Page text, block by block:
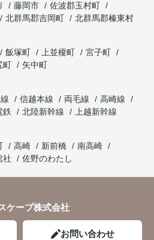
藤岡市
佐波郡玉村町
北群馬郡吉岡町
北群馬郡榛東村
飯塚町 上並榎町
宮子町
町
矢中町
線 信越本線 両毛線
高崎線
鉄 北陸新幹線
上越新幹線
高崎 新前橋
南高崎
社 佐野のわたし
ケープ株式会社
お問い合わせ